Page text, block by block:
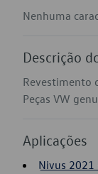
Nenhuma
Descrição
Revestimento
Peças VW
Aplicações
Nivus